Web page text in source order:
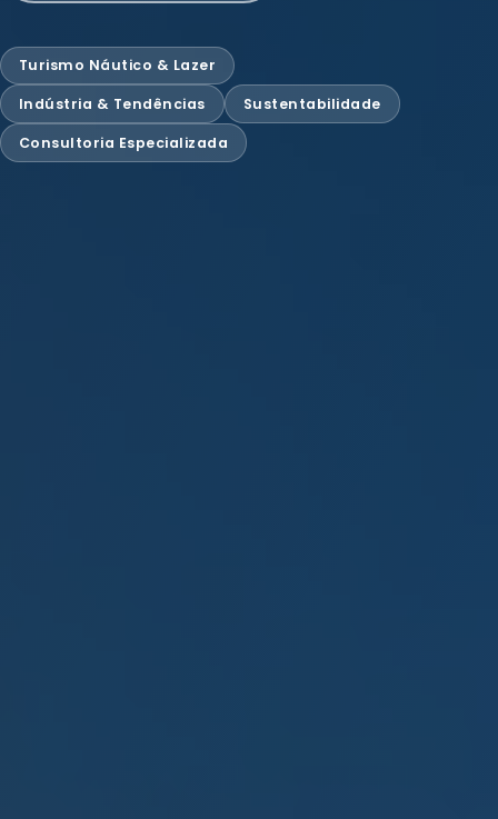
Turismo Náutico & Lazer
Indústria & Tendências Sustentabilidade
Consultoria Especializada